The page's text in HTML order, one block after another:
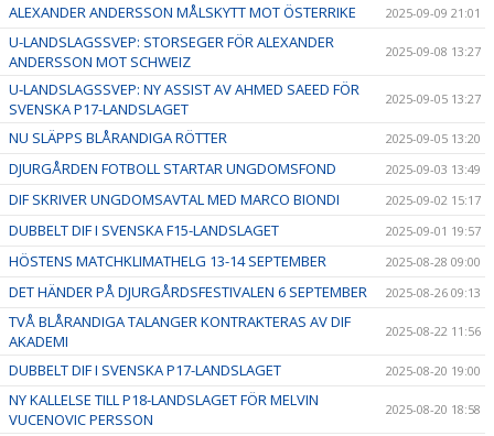
ALEXANDER ANDERSSON MÅLSKYTT MOT ÖSTERRIKE 2025-09-09 21:01
U-LANDSLAGSSVEP: STORSEGER FÖR ALEXANDER
ANDERSSON MOT SCHWEIZ
2025-09-08 13:27
U-LANDSLAGSSVEP: NY ASSIST AV AHMED SAEED FÖR
SVENSKA P17-LANDSLAGET
2025-09-05 13:27
NU SLÄPPS BLÅRANDIGA RÖTTER 2025-09-05 13:20
DJURGÅRDEN FOTBOLL STARTAR UNGDOMSFOND 2025-09-03 13:49
DIF SKRIVER UNGDOMSAVTAL MED MARCO BIONDI 2025-09-02 15:17
DUBBELT DIF I SVENSKA F15-LANDSLAGET 2025-09-01 19:57
HÖSTENS MATCHKLIMATHELG 13-14 SEPTEMBER 2025-08-28 09:00
DET HÄNDER PÅ DJURGÅRDSFESTIVALEN 6 SEPTEMBER 2025-08-26 09:13
TVÅ BLÅRANDIGA TALANGER KONTRAKTERAS AV DIF
AKADEMI
2025-08-22 11:56
DUBBELT DIF I SVENSKA P17-LANDSLAGET 2025-08-20 19:00
NY KALLELSE TILL P18-LANDSLAGET FÖR MELVIN
VUCENOVIC PERSSON
2025-08-20 18:58